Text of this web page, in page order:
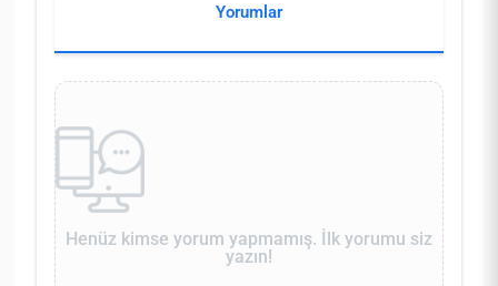
Yorumlar
Henüz kimse yorum yapmamış. İlk yorumu siz
yazın!